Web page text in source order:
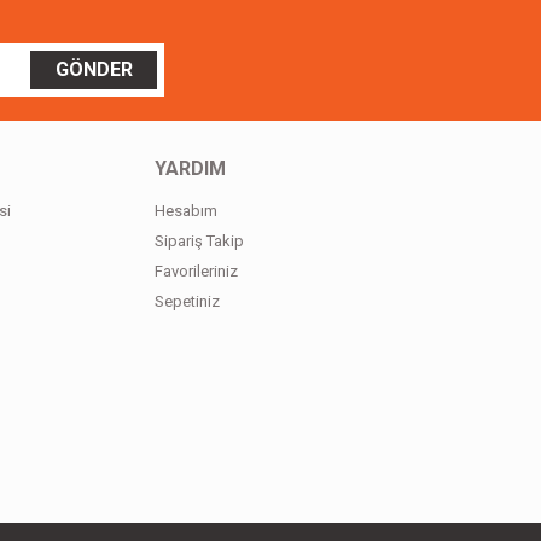
GÖNDER
YARDIM
Hesabım
Sipariş Takip
Favorileriniz
Sepetiniz